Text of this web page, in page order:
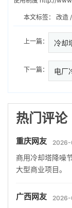
本文标签： 改造 /
上一篇：
下一篇：
热门评论
重庆网友 2026-
商用冷却塔降噪
大型商业项目。
广西网友 2026-